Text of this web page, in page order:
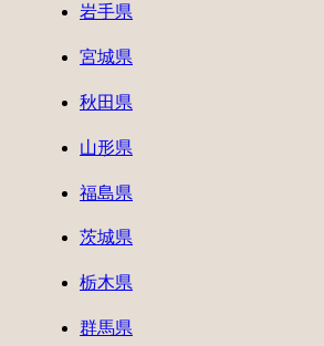
岩手県
宮城県
秋田県
山形県
福島県
茨城県
栃木県
群馬県